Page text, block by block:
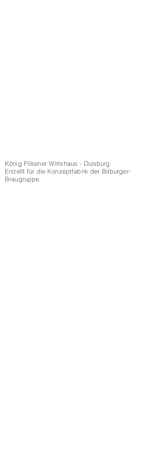
König Pilsener Wirtshaus - Duisburg
Erstellt für die Konzeptfabrik der Bitburger-
Braugruppe.